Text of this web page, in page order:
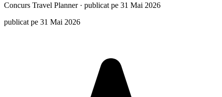
Concurs Travel Planner· publicat pe 31 Mai 2026
publicat pe 31 Mai 2026